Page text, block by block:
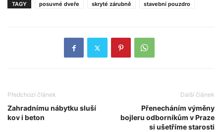
TAGY posuvné dveře skryté zárubně stavební pouzdro
Předchozí článek
Zahradnímu nábytku sluší
kov i beton
Další článek
Přenecháním výměny
bojleru odborníkům v Praze
si ušetříme starosti